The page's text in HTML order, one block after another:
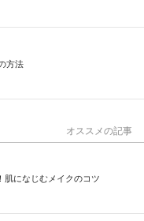
方法
オススメの記事
肌になじむメイクのコツ